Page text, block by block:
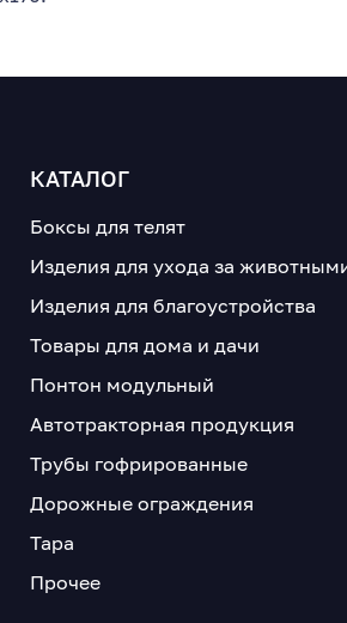
КАТАЛОГ
Боксы для телят
Изделия для ухода за
Изделия для благоустройства
Товары для дома и дачи
Понтон модульный
Автотракторная продукция
Трубы гофрированные
Дорожные ограждения
Тара
Прочее